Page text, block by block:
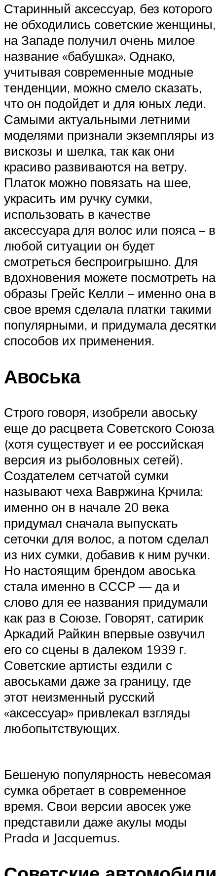
Старинный аксессуар, без которого
не обходились советские женщины,
на Западе получил очень милое
название «бабушка». Однако,
учитывая современные модные
тенденции, можно смело сказать,
что он подойдет и для юных леди.
Самыми актуальными летними
моделями признали экземпляры из
вискозы и шелка, так как они
красиво развиваются на ветру.
Платок можно повязать на шее,
украсить им ручку сумки,
использовать в качестве
аксессуара для волос или пояса – в
любой ситуации он будет
смотреться беспроигрышно. Для
вдохновения можете посмотреть на
образы Грейс Келли – именно она в
свое время сделала платки такими
популярными, и придумала десятки
способов их применения.
Авоська
Строго говоря, изобрели авоську
еще до расцвета Советского Союза
(хотя существует и ее российская
версия из рыболовных сетей).
Создателем сетчатой сумки
называют чеха Вавржина Крчила:
именно он в начале 20 века
придумал сначала выпускать
сеточки для волос, а потом сделал
из них сумки, добавив к ним ручки.
Но настоящим брендом авоська
стала именно в СССР — да и
слово для ее названия придумали
как раз в Союзе. Говорят, сатирик
Аркадий Райкин впервые озвучил
его со сцены в далеком 1939 г.
Советские артисты ездили с
авоськами даже за границу, где
этот неизменный русский
«аксессуар» привлекал взгляды
любопытствующих.
Бешеную популярность невесомая
сумка обретает в современное
время. Свои версии авосек уже
представили даже акулы моды
Prada и Jacquemus.